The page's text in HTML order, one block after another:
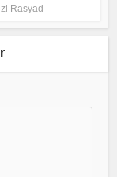
Rasyad